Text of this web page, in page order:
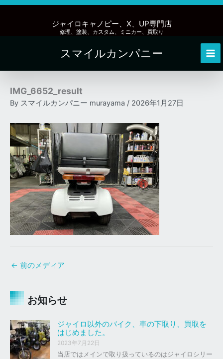
内
ッ
ジャイロキャノピー、X、UP専門店
修理、塗装、カスタム、ミニカー、買取り
スマイルカンパニー
IMG_6652_result
By スマイルカンパニー murayama / 2026年1月27日
← 前のメディア
お知らせ
ジャイロ以外のバイク、車の下取り、買取を
はじめました。
2023年7月22日
当店ではメインで取り扱っているのはジャイロシリー